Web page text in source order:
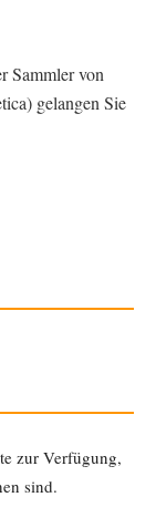
Sammler von
gelangen Sie
zur Verfügung,
sind.